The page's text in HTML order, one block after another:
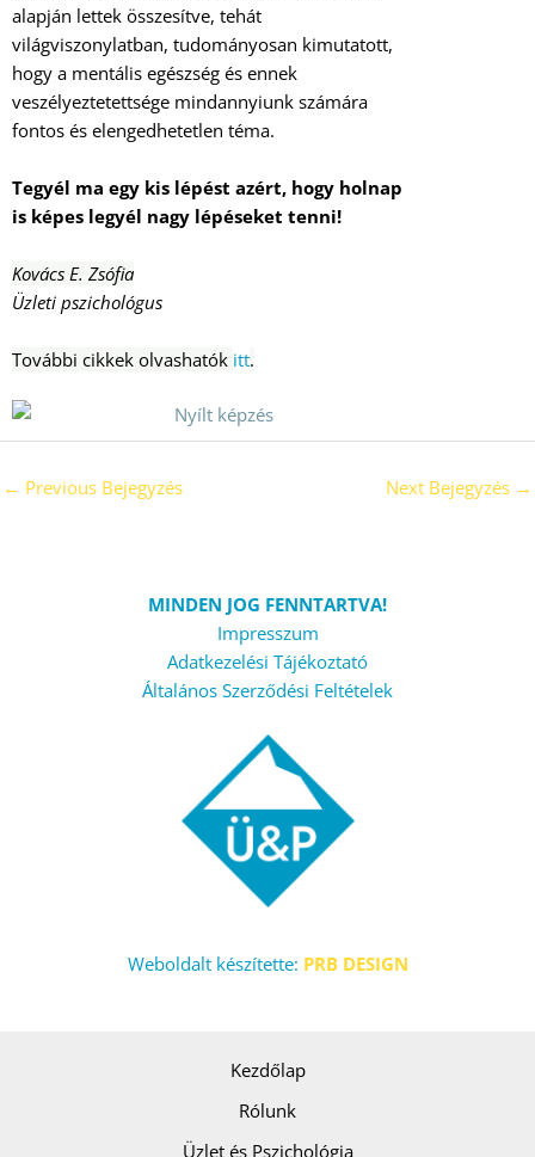
alapján lettek összesítve, tehát
világviszonylatban, tudományosan kimutatott,
hogy a mentális egészség és ennek
veszélyeztetettsége mindannyiunk számára
fontos és elengedhetetlen téma.
Tegyél ma egy kis lépést azért, hogy holnap
is képes legyél nagy lépéseket tenni!
Kovács E. Zsófia
Üzleti pszichológus
További cikkek olvashatók itt.
← Previous Bejegyzés Next Bejegyzés →
MINDEN JOG FENNTARTVA!
Impresszum
Adatkezelési Tájékoztató
Általános Szerződési Feltételek
Weboldalt készítette: PRB DESIGN
Kezdőlap
Rólunk
Üzlet és Pszichológia